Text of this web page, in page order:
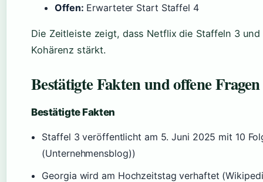
Offen: Erwarteter Start Staffel 4
Die Zeitleiste zeigt, dass Netflix die Staffeln 3
Kohärenz stärkt.
Bestätigte Fakten und offene Fragen
Bestätigte Fakten
Staffel 3 veröffentlicht am 5. Juni 2025 mit 10
(Unternehmensblog))
Georgia wird am Hochzeitstag verhaftet